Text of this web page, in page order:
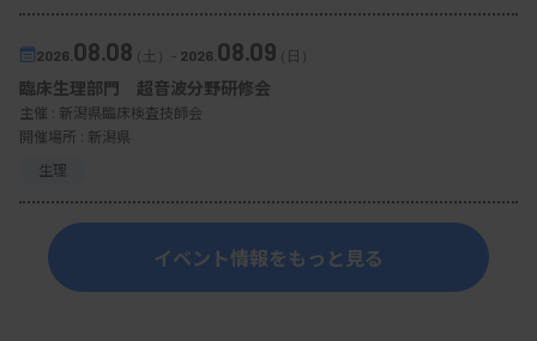
2026. 08.08（土） - 2026. 08.09（日）
臨床生理部門 超音波分野研修会
主催 : 新潟県臨床検査技師会
開催場所 : 新潟県
生理
イベント情報をもっと見る